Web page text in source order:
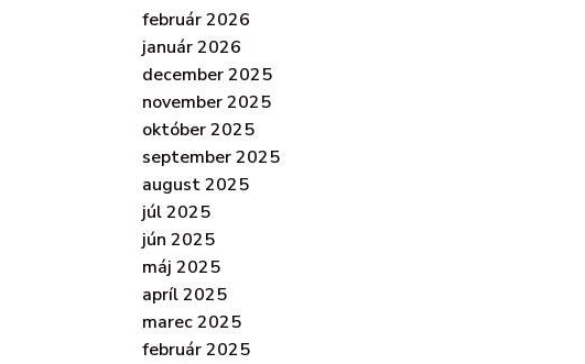
február 2026
január 2026
december 2025
november 2025
október 2025
september 2025
august 2025
júl 2025
jún 2025
máj 2025
apríl 2025
marec 2025
február 2025